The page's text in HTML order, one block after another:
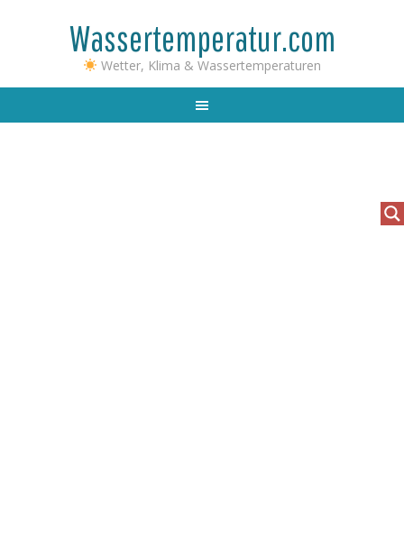
Wassertemperatur.com
Wetter, Klima & Wassertemperaturen